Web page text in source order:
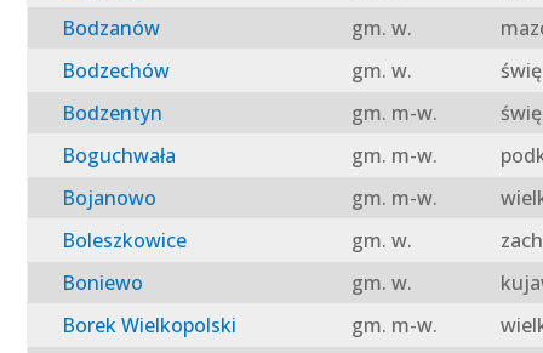
Bodzanów
gm. w.
Bodzechów
gm. w.
Bodzentyn
gm. m-w.
Boguchwała
gm. m-w.
Bojanowo
gm. m-w.
Boleszkowice
gm. w.
Boniewo
gm. w.
Borek Wielkopolski
gm. m-w.